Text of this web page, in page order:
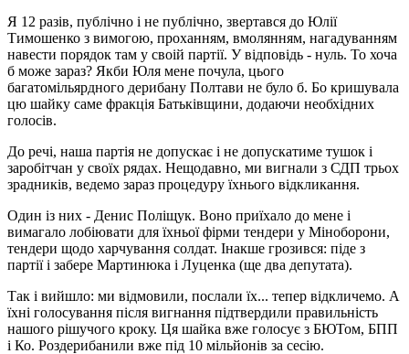
Я 12 разів, публічно і не публічно, звертався до Юлії
Тимошенко з вимогою, проханням, вмолянням, нагадуванням
навести порядок там у своій партії. У відповідь - нуль. То хоча
б може зараз? Якби Юля мене почула, цього
багатомільярдного дерибану Полтави не було б. Бо кришувала
цю шайку саме фракція Батьківщини, додаючи необхідних
голосів.
До речі, наша партія не допускає і не допускатиме тушок і
заробітчан у своїх рядах. Нещодавно, ми вигнали з СДП трьох
зрадників, ведемо зараз процедуру їхнього відкликання.
Один із них - Денис Поліщук. Воно приїхало до мене і
вимагало лобіювати для їхньої фірми тендери у Міноборони,
тендери щодо харчування солдат. Інакше грозився: піде з
партії і забере Мартинюка і Луценка (ще два депутата).
Так і вийшло: ми відмовили, послали їх... тепер відкличемо. А
їхні голосування після вигнання підтвердили правильність
нашого рішучого кроку. Ця шайка вже голосує з БЮТом, БПП
і Ко. Роздерибанили вже під 10 мільйонів за сесію.